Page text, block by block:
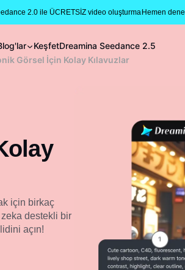
2.0 ile ÜCRETSİZ video oluşturma Hemen dene
KeşfetDreamina Seedance 2.5
Görsel İçin Kolay Kılavuzlar
için birkaç
destekli bir
açın!